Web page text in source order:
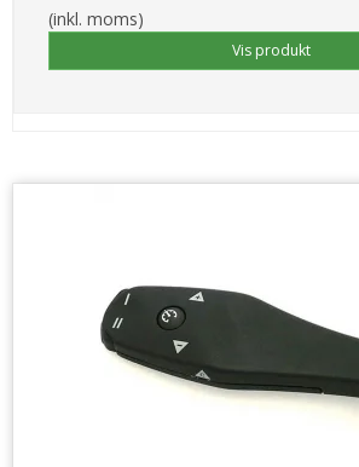
(inkl. moms)
Vis produkt